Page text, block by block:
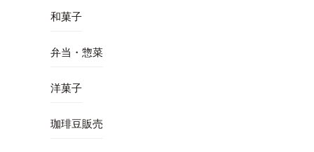
和菓子
弁当・惣菜
洋菓子
珈琲豆販売